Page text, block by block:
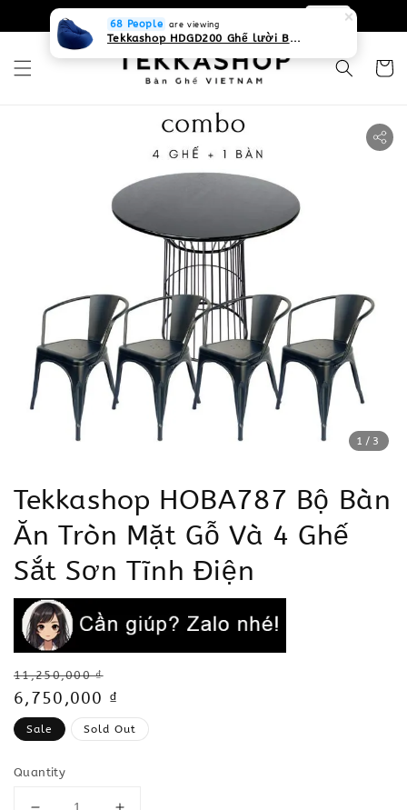
0931268840 Liên hệ với chúng tôi
1 /3
Tekkashop HOBA787 Bộ Bàn
Ăn Tròn Mặt Gỗ Và 4 Ghế
Sắt Sơn Tĩnh Điện
Regular
price
11,250,000 ₫
Sale
price
6,750,000 ₫
Sale Sold Out
Quantity
68 People are viewing
Tekkashop HDGD200 Ghế lười Beanbag form truyền thống, chất liệu Olefin canvas kháng nước, màu xanh biển, có thể sử dụng trong nhà và cả ngoài trời, có quai xách